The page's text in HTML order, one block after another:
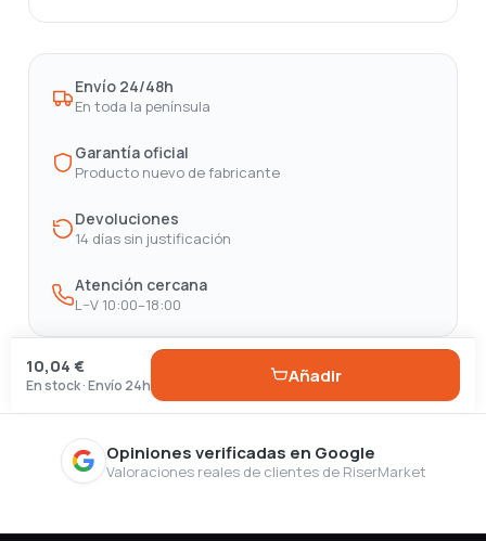
Envío 24/48h
En toda la península
Garantía oficial
Producto nuevo de fabricante
Devoluciones
14 días sin justificación
Atención cercana
L–V 10:00–18:00
10,04 €
En stock · Envío 24h Añadir
Opiniones verificadas en Google
Valoraciones reales de clientes de RiserMarket